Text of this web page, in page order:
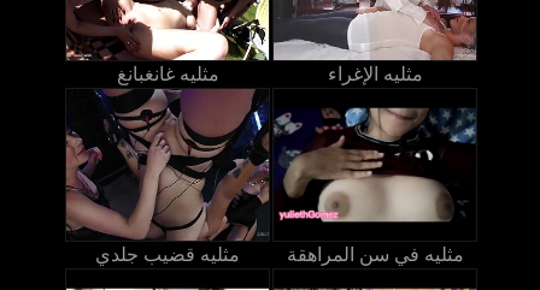
مثليه غانغبانغ مثليه الإغراء
مثليه قضيب جلدي مثليه في سن المراهقة